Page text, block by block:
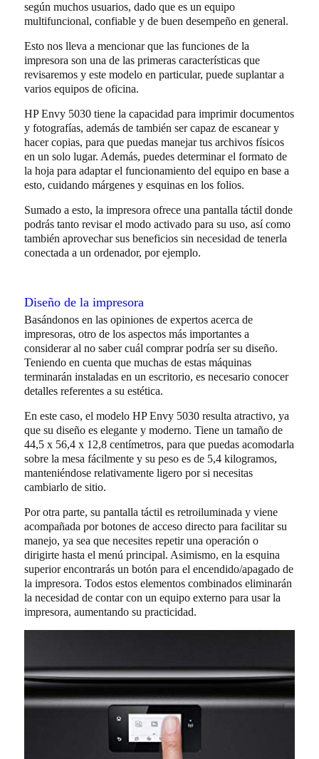
según muchos usuarios, dado que es un equipo
multifuncional, confiable y de buen desempeño en general.
Esto nos lleva a mencionar que las funciones de la
impresora son una de las primeras características que
revisaremos y este modelo en particular, puede suplantar a
varios equipos de oficina.
HP Envy 5030 tiene la capacidad para imprimir documentos
y fotografías, además de también ser capaz de escanear y
hacer copias, para que puedas manejar tus archivos físicos
en un solo lugar. Además, puedes determinar el formato de
la hoja para adaptar el funcionamiento del equipo en base a
esto, cuidando márgenes y esquinas en los folios.
Sumado a esto, la impresora ofrece una pantalla táctil donde
podrás tanto revisar el modo activado para su uso, así como
también aprovechar sus beneficios sin necesidad de tenerla
conectada a un ordenador, por ejemplo.
Diseño de la impresora
Basándonos en las opiniones de expertos acerca de
impresoras, otro de los aspectos más importantes a
considerar al no saber cuál comprar podría ser su diseño.
Teniendo en cuenta que muchas de estas máquinas
terminarán instaladas en un escritorio, es necesario conocer
detalles referentes a su estética.
En este caso, el modelo HP Envy 5030 resulta atractivo, ya
que su diseño es elegante y moderno. Tiene un tamaño de
44,5 x 56,4 x 12,8 centímetros, para que puedas acomodarla
sobre la mesa fácilmente y su peso es de 5,4 kilogramos,
manteniéndose relativamente ligero por si necesitas
cambiarlo de sitio.
Por otra parte, su pantalla táctil es retroiluminada y viene
acompañada por botones de acceso directo para facilitar su
manejo, ya sea que necesites repetir una operación o
dirigirte hasta el menú principal. Asimismo, en la esquina
superior encontrarás un botón para el encendido/apagado de
la impresora. Todos estos elementos combinados eliminarán
la necesidad de contar con un equipo externo para usar la
impresora, aumentando su practicidad.